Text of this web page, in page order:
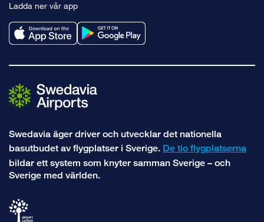
facebook
Ladda ner vår app
Swedavia äger driver och utvecklar det nationella
basutbudet av flygplatser i Sverige. De tio flygplatserna
bildar ett system som knyter samman Sverige – och
Sverige med världen.